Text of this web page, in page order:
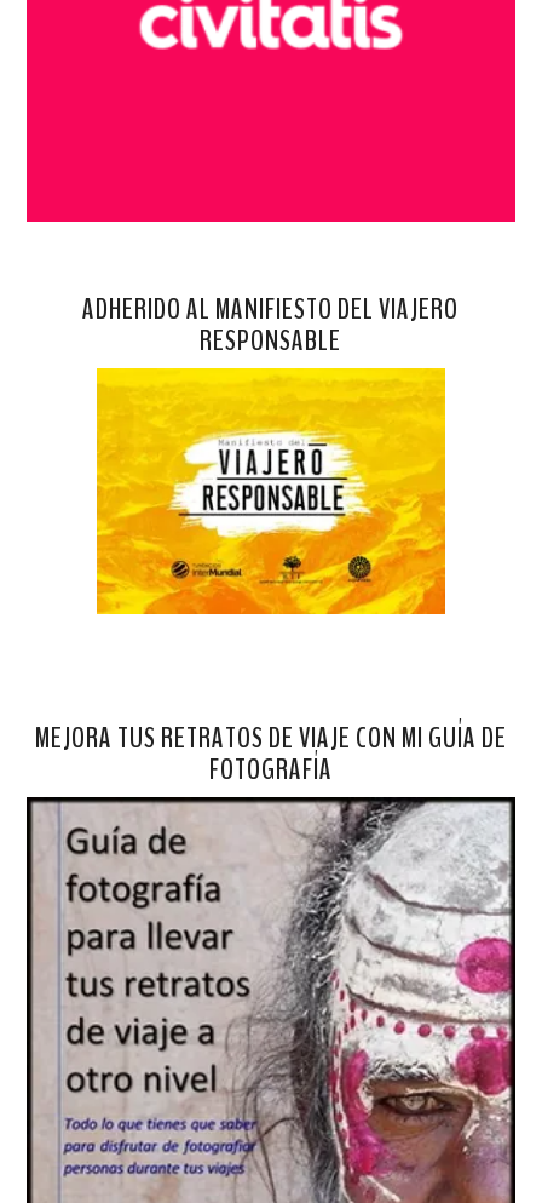
ADHERIDO AL MANIFIESTO DEL VIAJERO
RESPONSABLE
MEJORA TUS RETRATOS DE VIAJE CON MI GUÍA DE
FOTOGRAFÍA